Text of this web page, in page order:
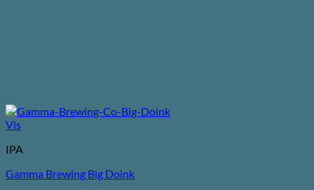
Vis
IPA
Gamma Brewing Big Doink